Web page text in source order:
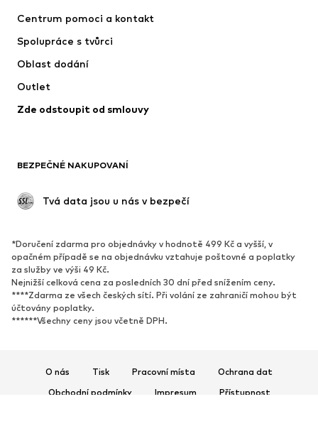
Bundy
Spodní prádlo
Kabáty
Plavky
Upcyklace
Nové
Oblíbené
Tenisky
Lodičky & boty na podpatku
Kozačky
Sandály
Exkluzivně
Centrum pomoci a kontakt
Spolupráce s tvůrci
Oblast dodání
Outlet
Zde odstoupit od smlouvy
BEZPEČNÉ NAKUPOVANÍ
Tvá data jsou u nás v bezpečí
*Doručení zdarma pro objednávky v hodnotě 499 Kč a vyšší, v
opačném případě se na objednávku vztahuje poštovné a poplatky
za služby ve výši 49 Kč.
Nejnižší celková cena za posledních 30 dní před snížením ceny.
****Zdarma ze všech českých sítí. Při volání ze zahraničí mohou být
účtovány poplatky.
******Všechny ceny jsou včetně DPH.
O nás Tisk Pracovní místa
Ochrana dat
Obchodní podmínky
Impresum
Přístupnost